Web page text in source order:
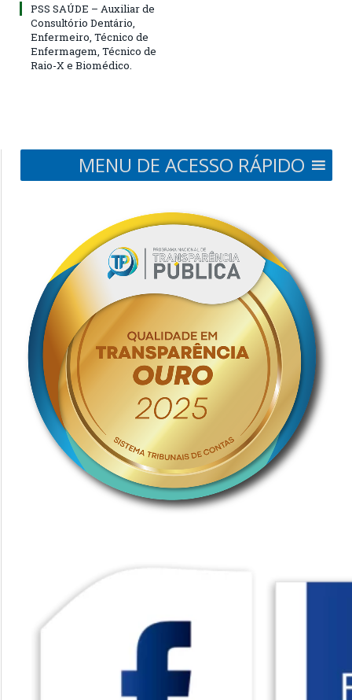
PSS SAÚDE – Auxiliar de
Consultório Dentário,
Enfermeiro, Técnico de
Enfermagem, Técnico de
Raio-X e Biomédico.
MENU DE ACESSO RÁPIDO